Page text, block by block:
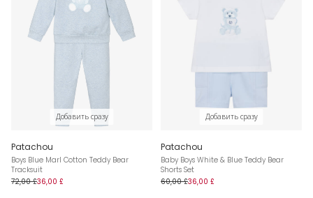
Добавить сразу
Patachou
Boys Blue Marl Cotton Teddy Bear
Tracksuit
72,00 £36,00 £
Добавить сразу
Patachou
Baby Boys White & Blue Teddy Bear
Shorts Set
60,00 £36,00 £